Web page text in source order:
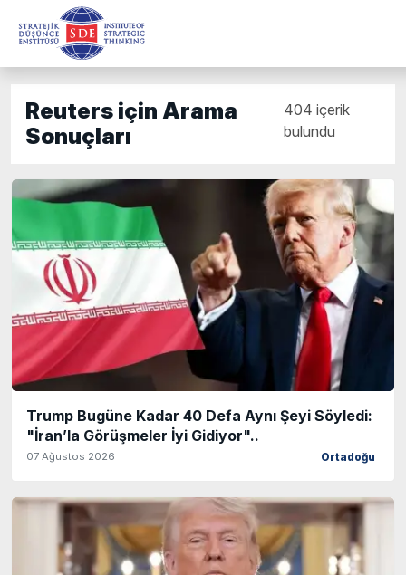
Reuters için Arama
Sonuçları
404 içerik
bulundu
Trump Bugüne Kadar 40 Defa Aynı Şeyi Söyledi:
"İran’la Görüşmeler İyi Gidiyor"..
07 Ağustos 2026 Ortadoğu